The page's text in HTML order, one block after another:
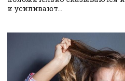
и усиливают...